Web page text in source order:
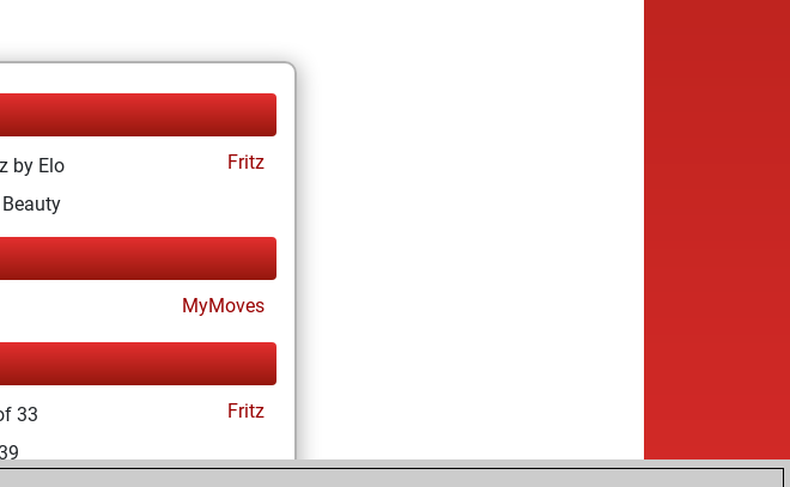
by Elo
Fritz
MyMoves
33
Fritz